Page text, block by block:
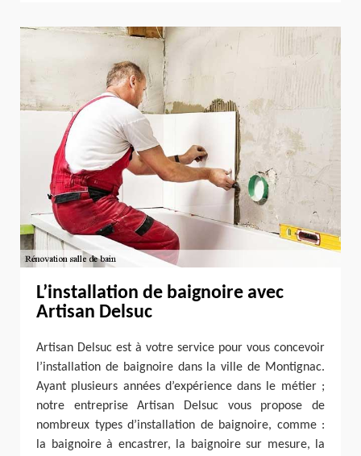
L’installation de baignoire avec
Artisan Delsuc
Artisan Delsuc est à votre service pour vous concevoir
l’installation de baignoire dans la ville de Montignac.
Ayant plusieurs années d’expérience dans le métier ;
notre entreprise Artisan Delsuc vous propose de
nombreux types d’installation de baignoire, comme :
la baignoire à encastrer, la baignoire sur mesure, la